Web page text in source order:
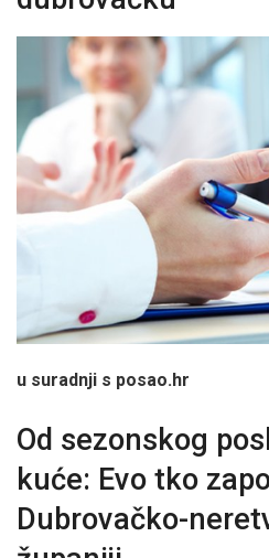
u suradnji s posao.hr
Od sezonskog
kuće: Evo tko
Dubrovačko-